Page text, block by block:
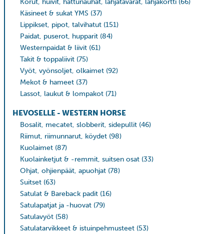
Käsineet & sukat YMS (37)
Lippikset, pipot, talvihatut (151)
Paidat, puserot, hupparit (84)
Westernpaidat & liivit (61)
Takit & toppaliivit (75)
Vyöt, vyönsoljet, olkaimet (92)
Mekot & hameet (37)
Lassot, laukut & lompakot (71)
HEVOSELLE - WESTERN HORSE
Bosalit, mecatet, slobberit, sidepullit (46)
Riimut, riimunnarut, köydet (98)
Kuolaimet (87)
Kuolainketjut & -remmit, suitsen osat (33)
Ohjat, ohjienpäät, apuohjat (78)
Suitset (63)
Satulat & Bareback padit (16)
Satulapatjat ja -huovat (79)
Satulavyöt (58)
Satulatarvikkeet & istuinpehmusteet (53)